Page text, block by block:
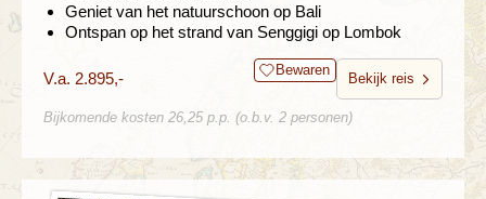
Geniet van het natuurschoon op Bali
Ontspan op het strand van Senggigi op Lombok
V.a. 2.895,- Bewaren
Bekijk reis
Bijkomende kosten 26,25 p.p. (o.b.v. 2 personen)